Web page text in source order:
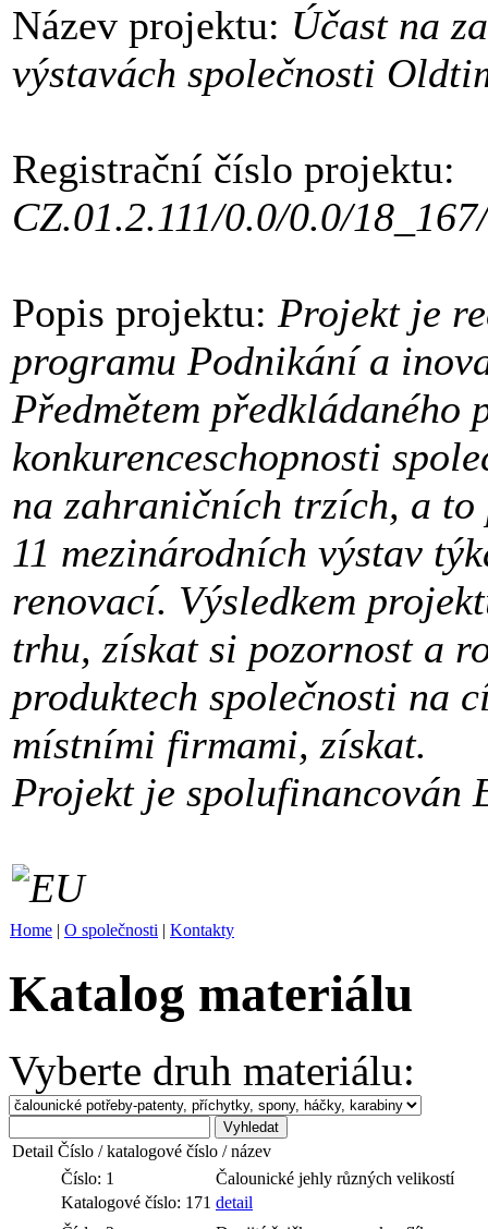
Název projektu: Účast na
výstavách společnosti
Registrační číslo projektu:
CZ.01.2.111/0.0/0.0/
Popis projektu: Projekt je
programu Podnikání a
Předmětem předkládaného
konkurenceschopnosti
na zahraničních trzích, a
11 mezinárodních výstav
renovací. Výsledkem
trhu, získat si pozornost a
produktech společnosti na
místními firmami, získat.
Projekt je spolufinancován
Home | O společnosti | Kontakty
Katalog materiálu
Vyberte druh materiálu:
Detail Číslo /katalogové číslo /název
Číslo: 1
Čalounické jehly různých velikostí
Katalogové číslo: 171 detail